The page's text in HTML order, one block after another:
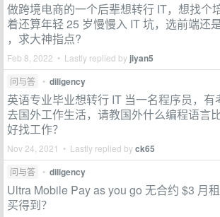
做跨境电商的一个后辈想转行 IT，想找个
着还算年轻 25 岁慢慢入 IT 坑，选前端还
，求大神指点?
Feb 8, 2022 • Lastly replied by jiyan5
问与答 • diligency
英语专业毕业想转行 IT 当一名程序员，有
去国外工作生活，请教国外什么编程语言
好找工作？
Nov 24, 2021 • Lastly replied byck65
问与答 • diligency
Ultra Mobile Pay as you go 无合约 $3 月
买得到？